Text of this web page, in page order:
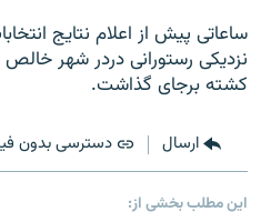
ساعاتی پيش از اعلام نتايج
کشته برجای گذاشت.
ارسال دسترسی بدون
این مطلب بخشی از: